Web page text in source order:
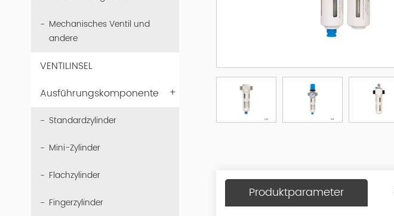
Mechanisches Ventil und
andere
VENTILINSEL
Ausführungskomponente
+
Standardzylinder
Mini-Zylinder
Flachzylinder
Fingerzylinder
Produktparameter